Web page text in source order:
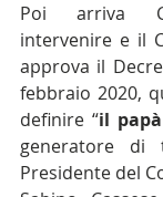
Poi arriva
intervenire e il
approva il
febbraio 2020,
definire “il
generatore
Presidente del